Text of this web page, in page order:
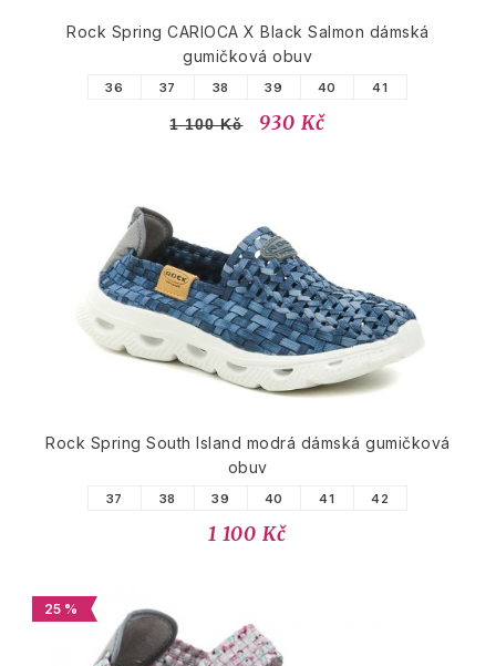
Rock Spring CARIOCA X Black Salmon dámská
gumičková obuv
36 37 38 39 40 41
1 100 Kč 930 Kč
Rock Spring South Island modrá dámská gumičková
obuv
37 38 39 40 41 42
1 100 Kč
25 %